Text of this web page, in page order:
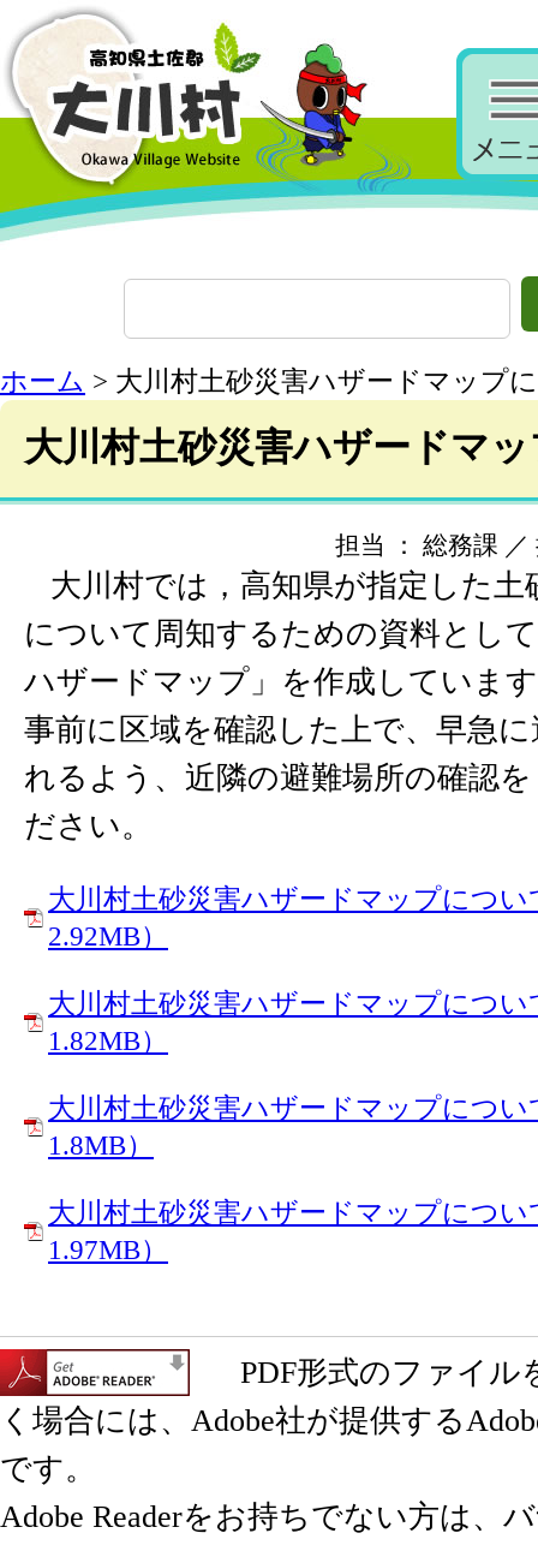
ホーム > 大川村土砂災害ハザードマップ
大川村土砂災害ハザードマ
担当 ： 総務課 ／
大川村では，高知県が指定した土
について周知するための資料とし
ハザードマップ」を作成していま
事前に区域を確認した上で、早急
れるよう、近隣の避難場所の確認
ださい。
大川村土砂災害ハザードマップについ
2.92MB）
大川村土砂災害ハザードマップについ
1.82MB）
大川村土砂災害ハザードマップについ
1.8MB）
大川村土砂災害ハザードマップについ
1.97MB）
PDF形式のファイル
く場合には、Adobe社が提供する
です。
Adobe Readerをお持ちでない方は、